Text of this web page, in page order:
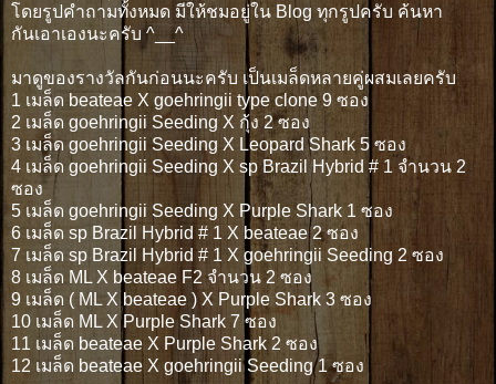
โดยรูปคำถามทั้งหมด มีให้ชมอยู่ใน Blog ทุกรูปครับ ค้นหา
กันเอาเองนะครับ ^__^
มาดูของรางวัลกันก่อนนะครับ เป็นเมล็ดหลายคู่ผสมเลยครับ
1 เมล็ด beateae X goehringii type clone 9 ซอง
2 เมล็ด goehringii Seeding X กุ้ง 2 ซอง
3 เมล็ด goehringii Seeding X Leopard Shark 5 ซอง
4 เมล็ด goehringii Seeding X sp Brazil Hybrid # 1 จำนวน 2
ซอง
5 เมล็ด goehringii Seeding X Purple Shark 1 ซอง
6 เมล็ด sp Brazil Hybrid # 1 X beateae 2 ซอง
7 เมล็ด sp Brazil Hybrid # 1 X goehringii Seeding 2 ซอง
8 เมล็ด ML X beateae F2 จำนวน 2 ซอง
9 เมล็ด ( ML X beateae ) X Purple Shark 3 ซอง
10 เมล็ด ML X Purple Shark 7 ซอง
11 เมล็ด beateae X Purple Shark 2 ซอง
12 เมล็ด beateae X goehringii Seeding 1 ซอง